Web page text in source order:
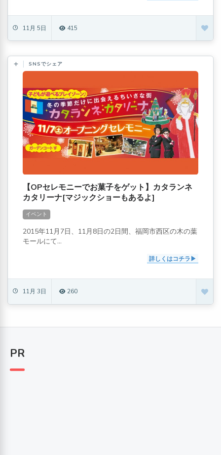
11月 5日 415
SNSでシェア
【OPセレモニーでお菓子をゲット】カタランネ
カタリーナ[マジックショーもあるよ]
イベント
2015年11月7日、11月8日の2日間、福岡市西区の木の葉
モールにて...
詳しくはコチラ
11月 3日 260
PR